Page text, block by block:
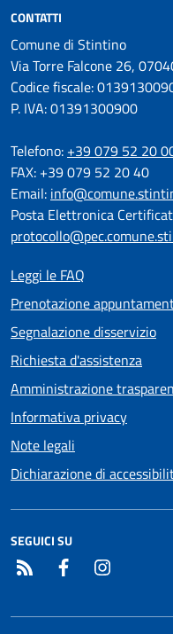
CONTATTI
Comune di Stintino
Via Torre Falcone 26,
Codice fiscale:
P. IVA: 01391300900
Telefono: +39 079 52 20
FAX: +39 079 52 20 40
Email:
Posta Elettronica
Leggi le FAQ
Prenotazione
Segnalazione disservizio
Richiesta d'assistenza
Amministrazione
Informativa privacy
Note legali
Dichiarazione di
SEGUICI SU
RSS Facebook